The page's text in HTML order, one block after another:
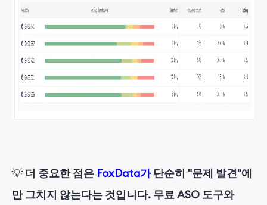
💡 더 중요한 점은 FoxData가단순히 "문제 발견"에
만 그치지 않는다는 것입니다. 무료 ASO 도구와